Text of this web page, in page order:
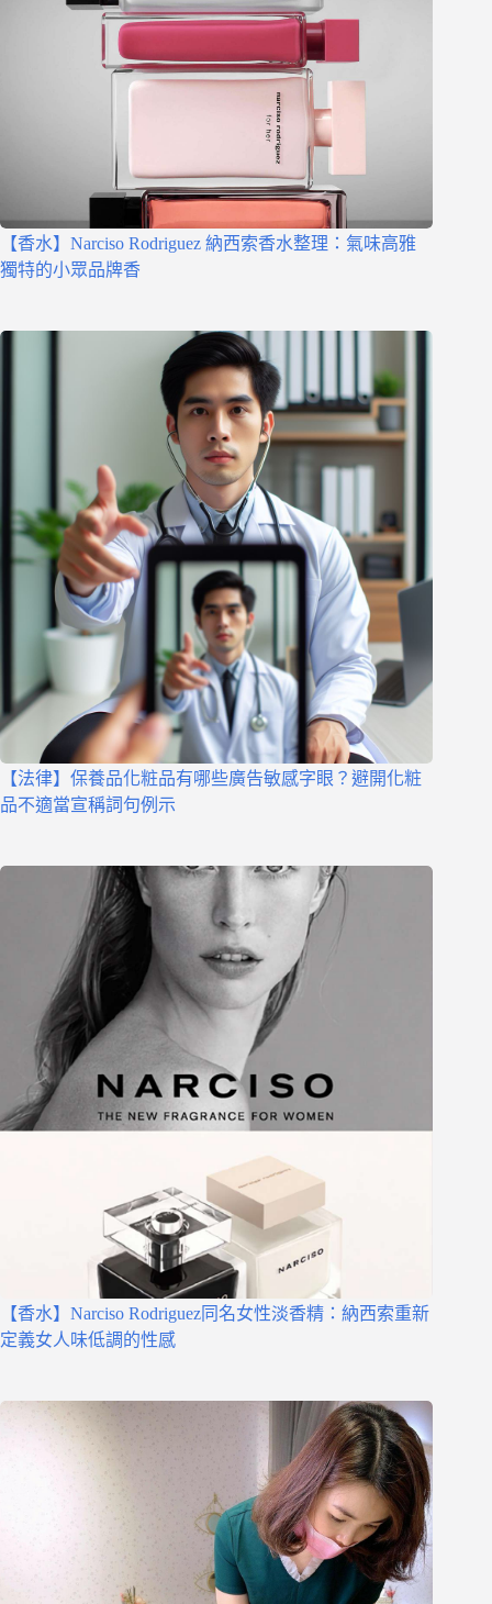
【香水】Narciso Rodriguez 納西索香水整理：氣味高雅
獨特的小眾品牌香
【法律】保養品化粧品有哪些廣告敏感字眼？避開化粧
品不適當宣稱詞句例示
【香水】Narciso Rodriguez同名女性淡香精：納西索重新
定義女人味低調的性感